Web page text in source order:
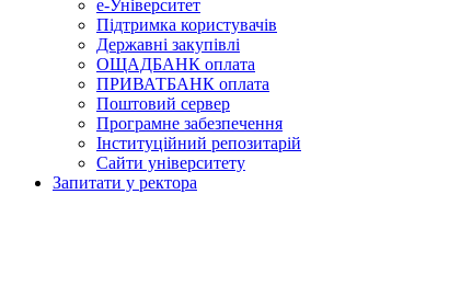
е-Університет
Підтримка користувачів
Державні закупівлі
ОЩАДБАНК оплата
ПРИВАТБАНК оплата
Поштовий сервер
Програмне забезпечення
Інституційний репозитарій
Сайти університету
Запитати у ректора